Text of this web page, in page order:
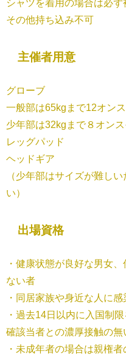
シャツを着用の場合は必
その他持ち込み不可
主催者用意
グローブ
一般部は65kgまで12オン
少年部は32kgまで８オン
レッグパッド
ヘッドギア
（少年部はサイズが難し
い）
出場資格
・健康状態が良好な男女
ない者
・同居家族や身近な人に
・過去14日以内に入国制
確該当者との濃厚接触の無
・未成年者の場合は親権